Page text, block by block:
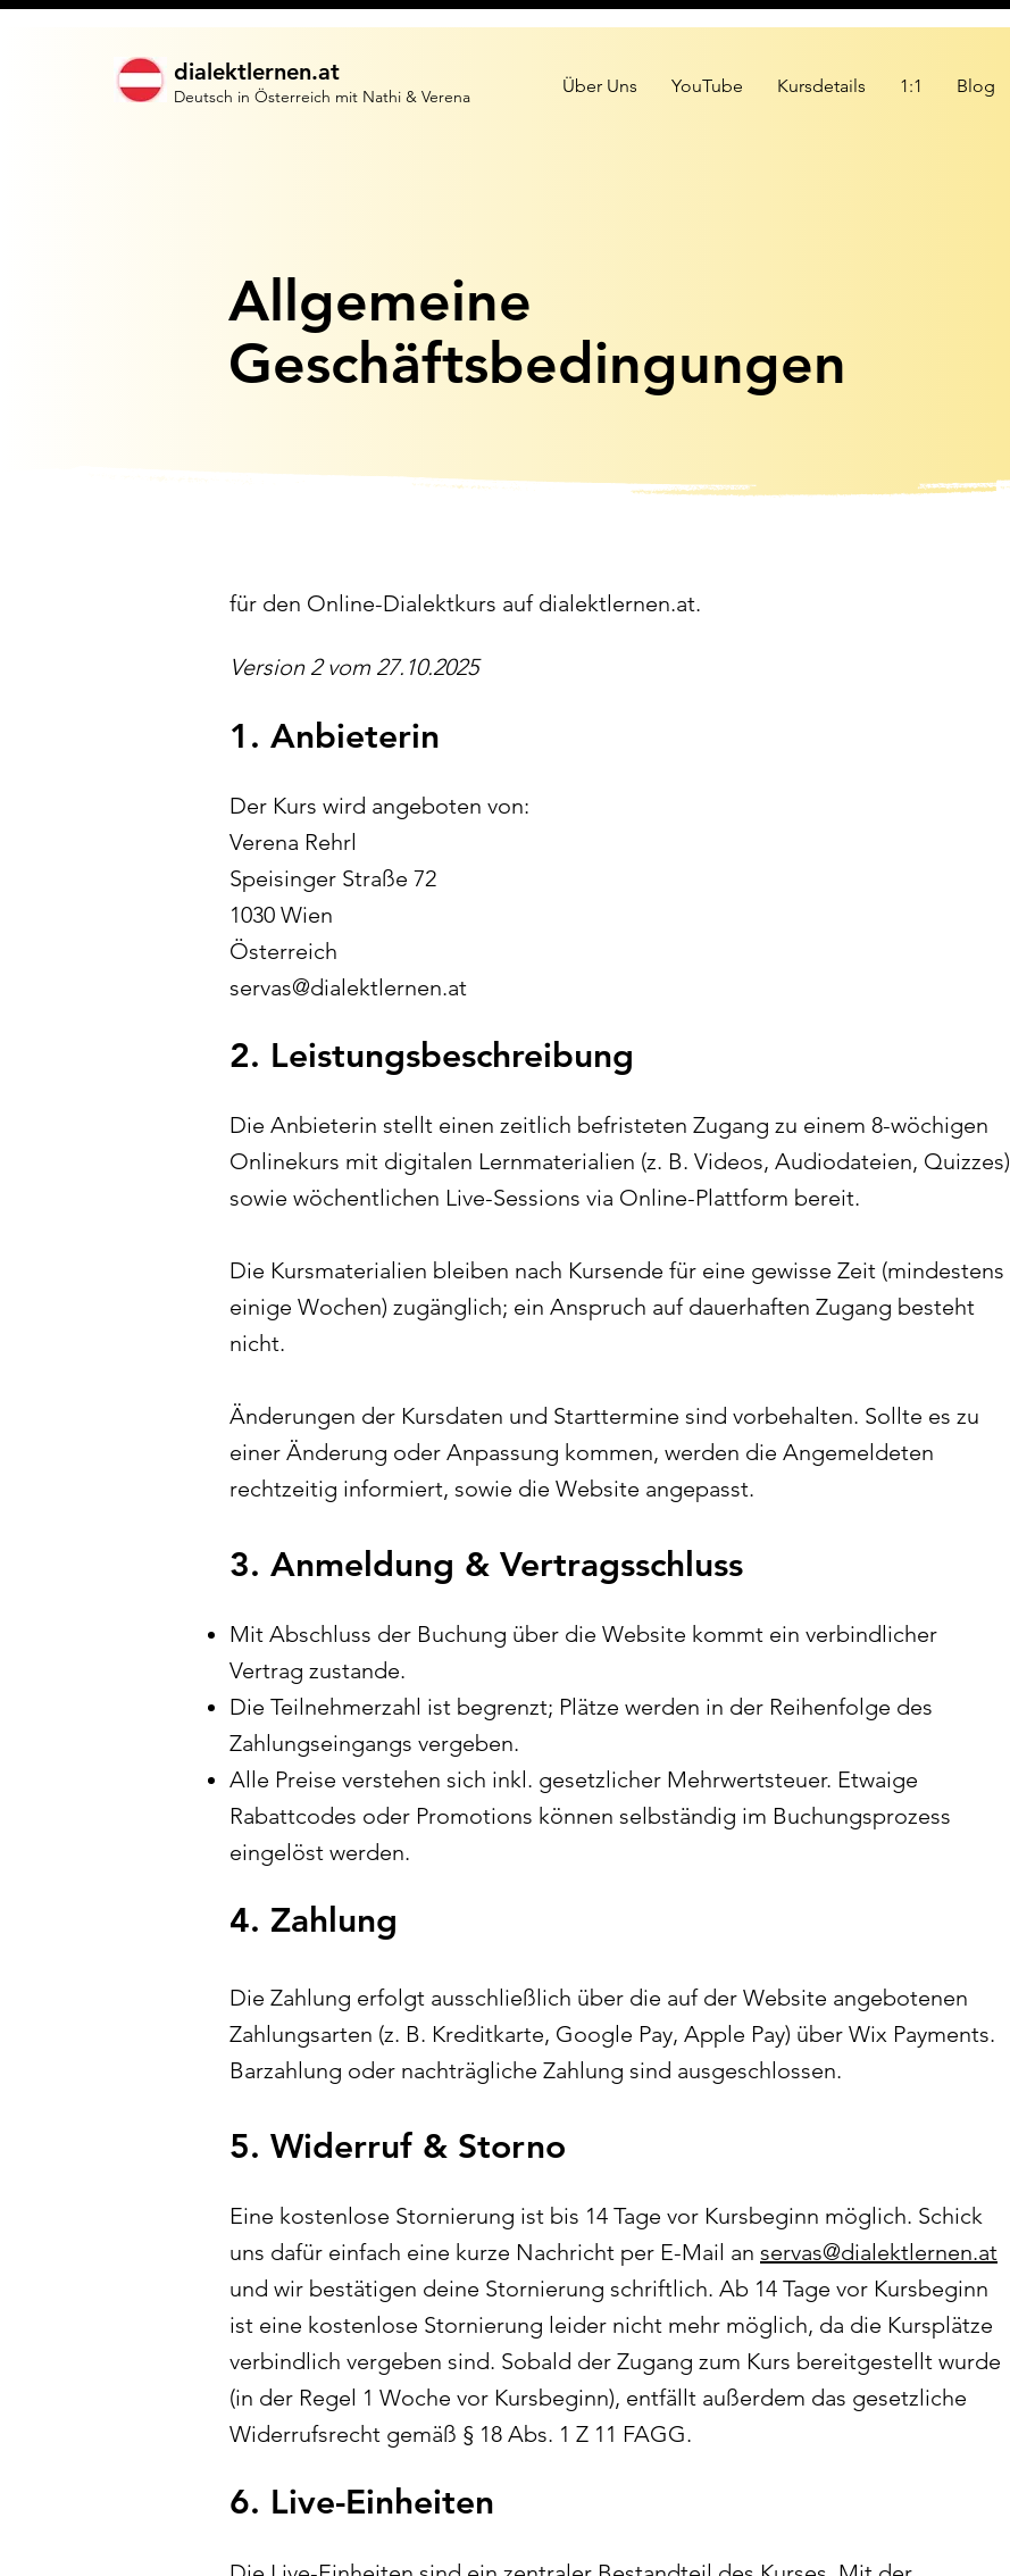
dialektlernen.at
Deutsch in Österreich mit Nathi & Verena Über Uns YouTube Kursdetails 1:1 Blog
Allgemeine
Geschäftsbedingungen
für den Online-Dialektkurs auf dialektlernen.at.
Version 2 vom 27.10.2025
1. Anbieterin
Der Kurs wird angeboten von:
Verena Rehrl
Speisinger Straße 72
1030 Wien
Österreich
servas@dialektlernen.at
2. Leistungsbeschreibung
Die Anbieterin stellt einen zeitlich befristeten Zugang zu einem 8-wöchigen
Onlinekurs mit digitalen Lernmaterialien (z. B. Videos, Audiodateien, Quizzes)
sowie wöchentlichen Live-Sessions via Online-Plattform bereit.
Die Kursmaterialien bleiben nach Kursende für eine gewisse Zeit (mindestens
einige Wochen) zugänglich; ein Anspruch auf dauerhaften Zugang besteht
nicht.
Änderungen der Kursdaten und Starttermine sind vorbehalten. Sollte es zu
einer Änderung oder Anpassung kommen, werden die Angemeldeten
rechtzeitig informiert, sowie die Website angepasst.
3. Anmeldung & Vertragsschluss
Mit Abschluss der Buchung über die Website kommt ein verbindlicher
Vertrag zustande.
Die Teilnehmerzahl ist begrenzt; Plätze werden in der Reihenfolge des
Zahlungseingangs vergeben.
Alle Preise verstehen sich inkl. gesetzlicher Mehrwertsteuer. Etwaige
Rabattcodes oder Promotions können selbständig im Buchungsprozess
eingelöst werden.
4. Zahlung
Die Zahlung erfolgt ausschließlich über die auf der Website angebotenen
Zahlungsarten (z. B. Kreditkarte, Google Pay, Apple Pay) über Wix Payments.
Barzahlung oder nachträgliche Zahlung sind ausgeschlossen.
5. Widerruf & Storno
Eine kostenlose Stornierung ist bis 14 Tage vor Kursbeginn möglich. Schick
uns dafür einfach eine kurze Nachricht per E-Mail an servas@dialektlernen.at
und wir bestätigen deine Stornierung schriftlich. Ab 14 Tage vor Kursbeginn
ist eine kostenlose Stornierung leider nicht mehr möglich, da die Kursplätze
verbindlich vergeben sind. Sobald der Zugang zum Kurs bereitgestellt wurde
(in der Regel 1 Woche vor Kursbeginn), entfällt außerdem das gesetzliche
Widerrufsrecht gemäß § 18 Abs. 1 Z 11 FAGG.
6. Live-Einheiten